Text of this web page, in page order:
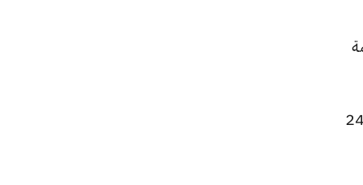
وشهد سعر الجنيه الذهب ارتفاعًا ليصبح 30384 جنيهًا للبيع و30304 جنيهًا للشراء، بزيادة قدرها 24